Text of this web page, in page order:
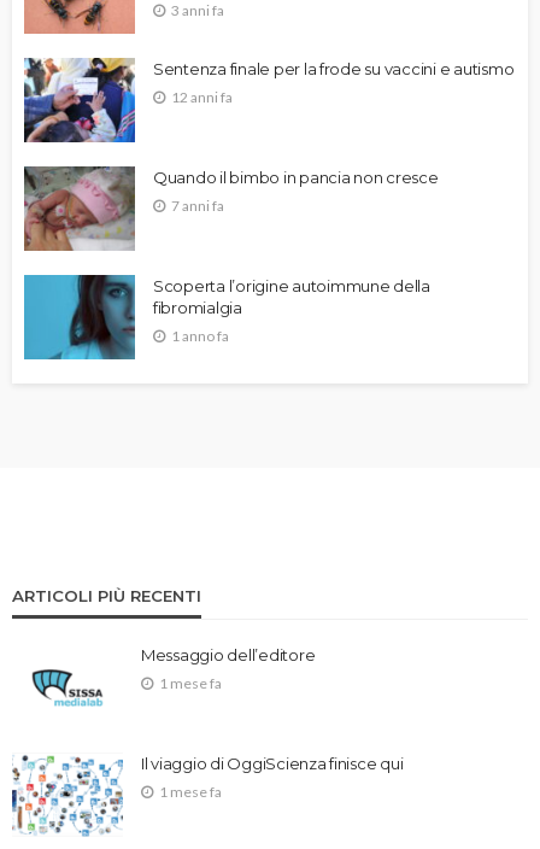
3 anni fa
Sentenza finale per la frode su vaccini e autismo
12 anni fa
Quando il bimbo in pancia non cresce
7 anni fa
Scoperta l’origine autoimmune della
fibromialgia
1 anno fa
ARTICOLI PIÙ RECENTI
Messaggio dell’editore
1 mese fa
Il viaggio di OggiScienza finisce qui
1 mese fa